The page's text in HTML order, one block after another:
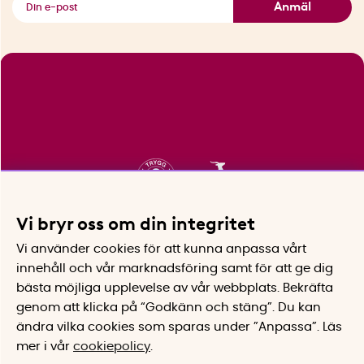
Anmäl
Vi bryr oss om din integritet
Vi använder cookies för att kunna anpassa vårt
innehåll och vår marknadsföring samt för att ge dig
bästa möjliga upplevelse av vår webbplats.
Bekräfta
genom att klicka på “Godkänn och stäng”. Du kan
ändra vilka cookies som sparas under ”Anpassa”.
Läs
mer i vår cookiepolicy